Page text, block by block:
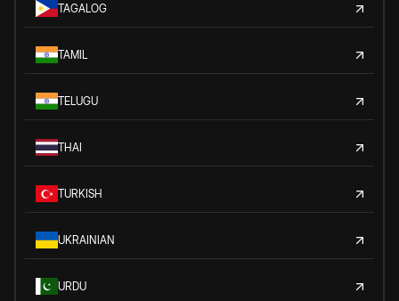
TAGALOG
TAMIL
TELUGU
THAI
TURKISH
UKRAINIAN
URDU